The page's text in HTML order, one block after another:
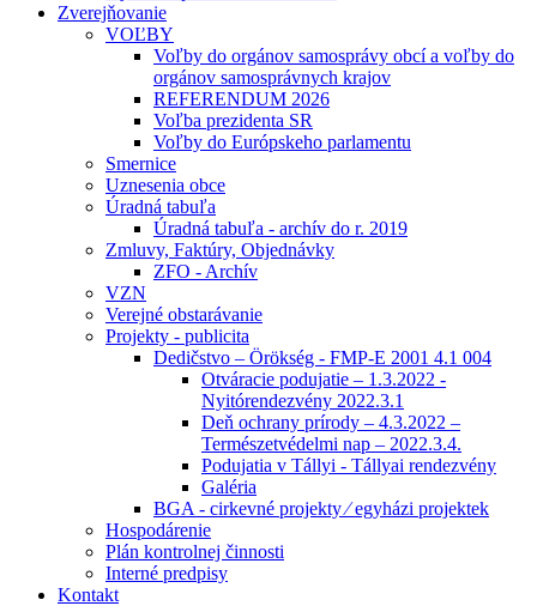
Zverejňovanie
VOĽBY
Voľby do orgánov samosprávy obcí a voľby do
orgánov samosprávnych krajov
REFERENDUM 2026
Voľba prezidenta SR
Voľby do Európskeho parlamentu
Smernice
Uznesenia obce
Úradná tabuľa
Úradná tabuľa - archív do r. 2019
Zmluvy, Faktúry, Objednávky
ZFO - Archív
VZN
Verejné obstarávanie
Projekty - publicita
Dedičstvo – Örökség - FMP-E 2001 4.1 004
Otváracie podujatie – 1.3.2022 -
Nyitórendezvény 2022.3.1
Deň ochrany prírody – 4.3.2022 –
Természetvédelmi nap – 2022.3.4.
Podujatia v Tállyi - Tállyai rendezvény
Galéria
BGA - cirkevné projekty ⁄ egyházi projektek
Hospodárenie
Plán kontrolnej činnosti
Interné predpisy
Kontakt